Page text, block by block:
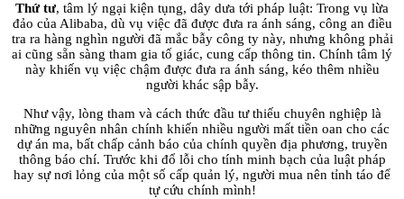
Thứ tư, tâm lý ngại kiện tụng, dây dưa tới pháp luật: Trong vụ lừa
đảo của Alibaba, dù vụ việc đã được đưa ra ánh sáng, công an điều
tra ra hàng nghìn người đã mắc bẫy công ty này, nhưng không phải
ai cũng sẵn sàng tham gia tố giác, cung cấp thông tin. Chính tâm lý
này khiến vụ việc chậm được đưa ra ánh sáng, kéo thêm nhiều
người khác sập bẫy.
Như vậy, lòng tham và cách thức đầu tư thiếu chuyên nghiệp là
những nguyên nhân chính khiến nhiều người mất tiền oan cho các
dự án ma, bất chấp cảnh báo của chính quyền địa phương, truyền
thông báo chí. Trước khi đổ lỗi cho tính minh bạch của luật pháp
hay sự nơi lỏng của một số cấp quản lý, người mua nên tỉnh táo để
tự cứu chính mình!